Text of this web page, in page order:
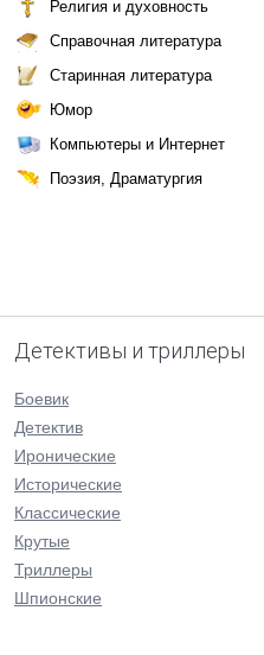
Религия и духовность
Справочная литература
Старинная литература
Юмор
Компьютеры и Интернет
Поэзия, Драматургия
Детективы и триллеры
Боевик
Детектив
Иронические
Исторические
Классические
Крутые
Триллеры
Шпионские